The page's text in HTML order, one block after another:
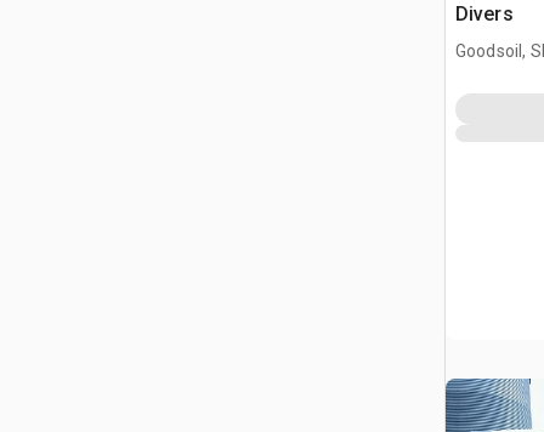
Divers
Goodsoil,